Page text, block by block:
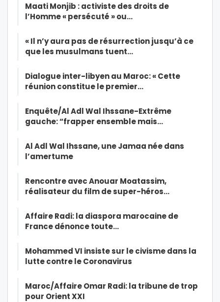
Maati Monjib : activiste des droits de
l’Homme « persécuté » ou…
« Il n’y aura pas de résurrection jusqu’à ce
que les musulmans tuent…
Dialogue inter-libyen au Maroc: « Cette
réunion constitue le premier…
Enquête/Al Adl Wal Ihssane-Extrême
gauche: “frapper ensemble mais…
Al Adl Wal Ihssane, une Jamaa née dans
l’amertume
Rencontre avec Anouar Moatassim,
réalisateur du film de super-héros…
Affaire Radi: la diaspora marocaine de
France dénonce toute…
Mohammed VI insiste sur le civisme dans la
lutte contre le Coronavirus
Maroc/Affaire Omar Radi: la tribune de trop
pour Orient XXI